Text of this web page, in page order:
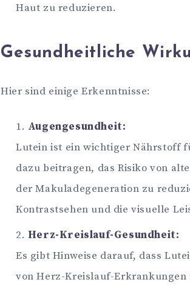
Haut zu reduzieren.
Gesundheitliche
Hier sind einige Erkenntnisse:
Augengesundheit:
Lutein ist ein wichtiger Nährstoff
dazu beitragen, das Risiko von
der Makuladegeneration zu
Kontrastsehen und die visuelle
Herz-Kreislauf-Gesundheit:
Es gibt Hinweise darauf, dass
von Herz-Kreislauf-Erkrankungen